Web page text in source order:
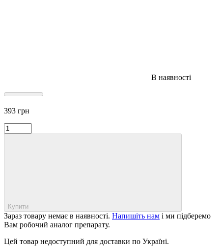
В наявності
393 грн
Купити
Зараз товару немає в наявності. Напишіть нам і ми підберемо
Вам робочий аналог препарату.
Цей товар недоступний для доставки по Україні.